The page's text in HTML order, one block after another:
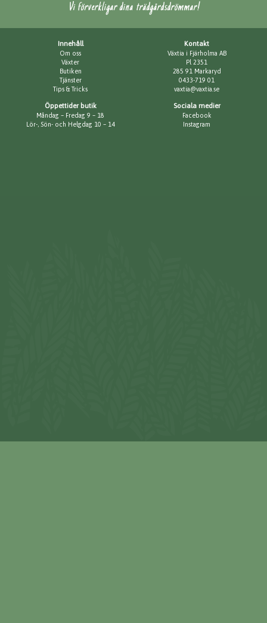
Vi förverkligar dina trädgårdsdrömmar!
Innehåll
Om oss
Växter
Butiken
Tjänster
Tips & Tricks
Kontakt
Växtia i Fjärholma AB
Pl 2351
285 91 Markaryd
0433-719 01
vaxtia@vaxtia.se
Öppettider butik
Måndag – Fredag 9 – 18
Lör-, Sön- och Helgdag 10 – 14
Sociala medier
Facebook
Instagram